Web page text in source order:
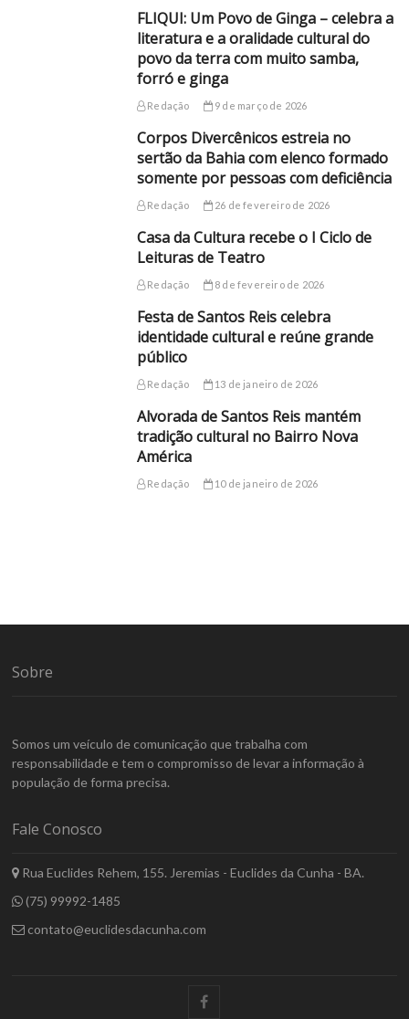
FLIQUI: Um Povo de Ginga – celebra a
literatura e a oralidade cultural do
povo da terra com muito samba,
forró e ginga
Redação 9 de março de 2026
Corpos Divercênicos estreia no
sertão da Bahia com elenco formado
somente por pessoas com deficiência
Redação 26 de fevereiro de 2026
Casa da Cultura recebe o I Ciclo de
Leituras de Teatro
Redação 8 de fevereiro de 2026
Festa de Santos Reis celebra
identidade cultural e reúne grande
público
Redação 13 de janeiro de 2026
Alvorada de Santos Reis mantém
tradição cultural no Bairro Nova
América
Redação 10 de janeiro de 2026
Sobre
Somos um veículo de comunicação que trabalha com
responsabilidade e tem o compromisso de levar a informação à
população de forma precisa.
Fale Conosco
Rua Euclides Rehem, 155. Jeremias - Euclides da Cunha - BA.
(75) 99992-1485
contato@euclidesdacunha.com
facebook